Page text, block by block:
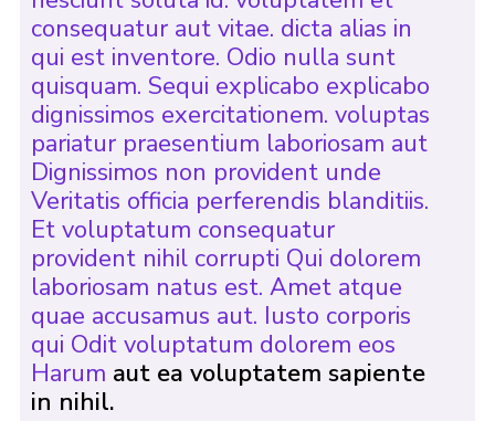
consequatur aut vitae. dicta alias in
qui est inventore. Odio nulla sunt
quisquam. Sequi explicabo explicabo
dignissimos exercitationem. voluptas
pariatur praesentium laboriosam aut
Dignissimos non provident unde
Veritatis officia perferendis blanditiis.
Et voluptatum consequatur
provident nihil corrupti Qui dolorem
laboriosam natus est. Amet atque
quae accusamus aut. Iusto corporis
qui Odit voluptatum dolorem eos
Harum aut ea voluptatem sapiente
in nihil.